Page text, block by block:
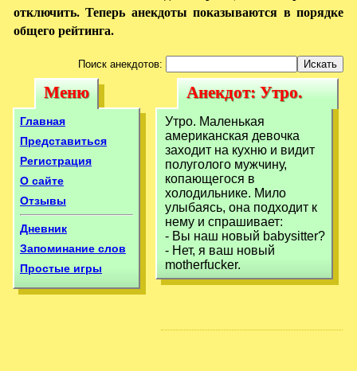
отключить. Теперь анекдоты показываются в порядке
общего рейтинга.
Поиск анекдотов:
Меню
Меню
Главная
Представиться
Регистрация
О сайте
Отзывы
Дневник
Запоминание слов
Простые игры
Анекдот: Утро.
Маленькая
американская
девочка заходит
на
Анекдот: Утро.
Маленькая
американская
девочка заходит
на
Утро. Маленькая
американская девочка
заходит на кухню и видит
полуголого мужчину,
копающегося в
холодильнике. Мило
улыбаясь, она подходит к
нему и спрашивает:
- Вы наш новый babуsitter?
- Нет, я ваш новый
motherfucker.